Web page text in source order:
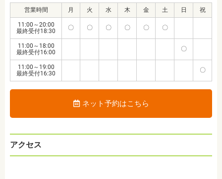
営業時間 月 火 水 木 金 土 日 祝
11:00～20:00
最終受付18:30
〇 〇 〇 〇 〇 〇
11:00～18:00
最終受付16:00
〇
11:00～19:00
最終受付16:30
〇
ネット予約はこちら
アクセス